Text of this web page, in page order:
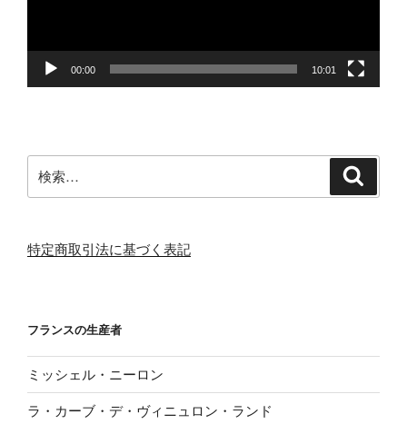
00:00 10:01
索:
特定商取引法に基づく表記
フランスの生産者
ミッシェル・ニーロン
ラ・カーブ・デ・ヴィニュロン・ランド